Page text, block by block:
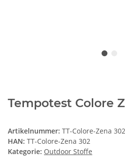
Tempotest Colore
Artikelnummer: TT-Colore-Zena 302
HAN: TT-Colore-Zena 302
Kategorie: Outdoor Stoffe